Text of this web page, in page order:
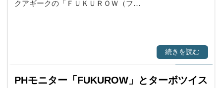
クアギークの「ＦＵＫＵＲＯＷ（フ…
続きを読む
PHモニター「FUKUROW」とターボツイス